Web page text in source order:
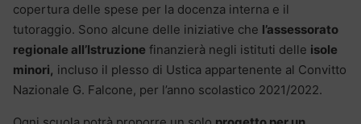
copertura delle spese per la docenza interna e il
tutoraggio. Sono alcune delle iniziative che l’assessorato
regionale all’Istruzione finanzierà negli istituti delle isole
minori, incluso il plesso di Ustica appartenente al Convitto
Nazionale G. Falcone, per l’anno scolastico 2021/2022.